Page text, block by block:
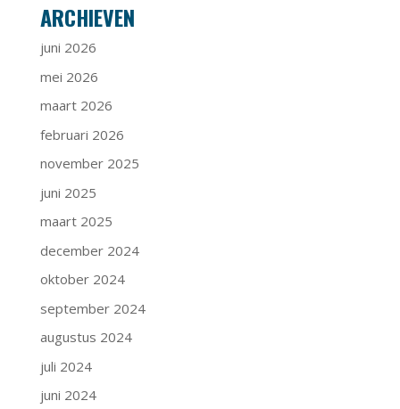
ARCHIEVEN
juni 2026
mei 2026
maart 2026
februari 2026
november 2025
juni 2025
maart 2025
december 2024
oktober 2024
september 2024
augustus 2024
juli 2024
juni 2024